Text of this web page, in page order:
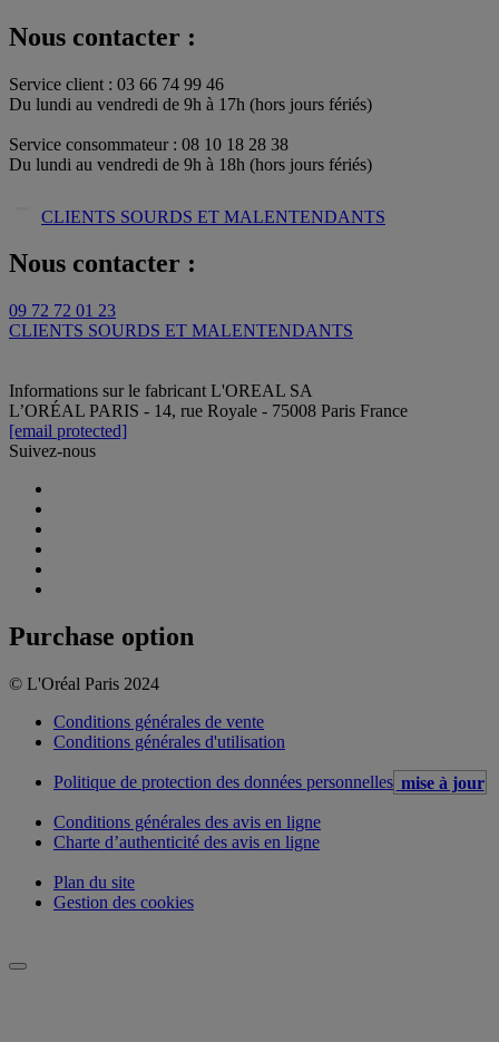
Nous contacter :
Service client : 03 66 74 99 46
Du lundi au vendredi de 9h à 17h (hors jours fériés)​
Service consommateur : 08 10 18 28 38
Du lundi au vendredi de 9h à 18h (hors jours fériés)
CLIENTS SOURDS ET MALENTENDANTS
Nous contacter :
09 72 72 01 23
CLIENTS SOURDS ET MALENTENDANTS
Informations sur le fabricant L'OREAL SA
L’ORÉAL PARIS - 14, rue Royale - 75008 Paris France
[email protected]
Suivez-nous
Purchase option
© L'Oréal Paris 2024
Conditions générales de vente
Conditions générales d'utilisation
Politique de protection des données personnelles mise à jour
Conditions générales des avis en ligne
Charte d’authenticité des avis en ligne
Plan du site
Gestion des cookies